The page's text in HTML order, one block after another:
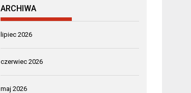
ARCHIWA
lipiec 2026
czerwiec 2026
maj 2026